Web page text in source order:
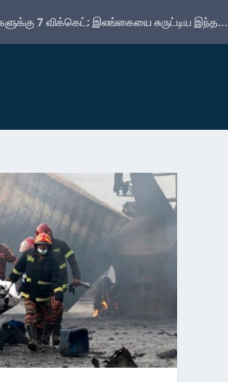
7 விக்கெட்; இலங்கையை சுருட்டிய இந்த...